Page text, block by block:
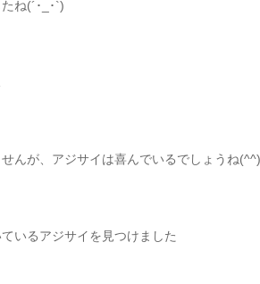
ね(´･_･`)
んが、アジサイは喜んでいるでしょうね(^^)
いるアジサイを見つけました